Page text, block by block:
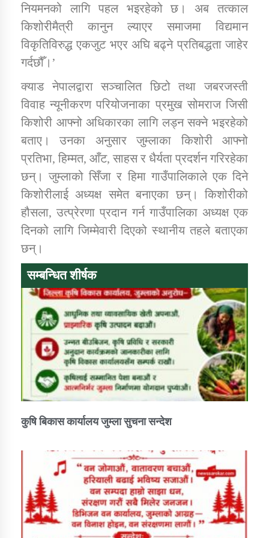
नियमनको लागि पहल भइरहेको छ। अब तत्काल
किशोरीमैत्री कानुन ल्याएर समाजमा विद्यमान
विकृतिविरुद्ध एकजुट भएर अघि बढ्ने प्रतिबद्धता जाहेर
गर्दछौँ।’
क्याड नेपालद्वारा सञ्चालित छिटो तथा जबरजस्ती
विवाह न्यूनीकरण परियोजनाका प्रमुख सोमराज जिसी
किशोरी आफ्नो अधिकारका लागि लड्न सक्ने भइरहेको
बताए। उनका अनुसार जुम्लाका किशोरी आफ्नो
प्रतिभा, हिम्मत, आँट, साहस र धैर्यता प्रदर्शन गरिरहेका
छन्। जुम्लाको सिँजा र हिमा गाउँपालिकाले एक दिने
किशोरीलाई अध्यक्ष समेत बनाएका छन्। किशोरीको
हौसला, उत्प्रेरणा प्रदान गर्न गाउँपालिका अध्यक्ष एक
दिनको लागि जिम्मेवारी दिएको स्थानीय तहले बताएका
छन्।
सम्बन्धित शीर्षक
कुषि बिकास कार्यालय जुम्ला सुचना सन्देश